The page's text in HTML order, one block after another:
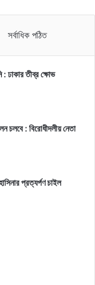
সর্বাধিক পঠিত
: ঢাকার তীব্র ক্ষোভ
চলবে : বিরোধীদলীয় নেতা
প্রত্যর্পণ চাইল